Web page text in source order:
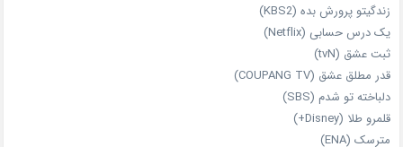
زندگیتو پرورش بده (KBS2)
یک درس حسابی (Netflix)
ثبت عشق (tvN)
قدر مطلق عشق (COUPANG TV)
دلباخته تو شدم (SBS)
قلمرو طلا (Disney+)
مترسک (ENA)